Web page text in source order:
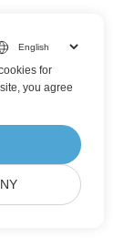
for
you agree